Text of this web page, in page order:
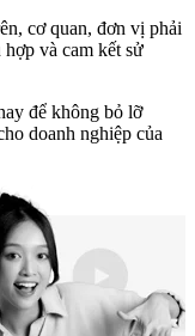
cơ quan, đơn vị phải
và cam kết sử
để không bỏ lỡ
doanh nghiệp của